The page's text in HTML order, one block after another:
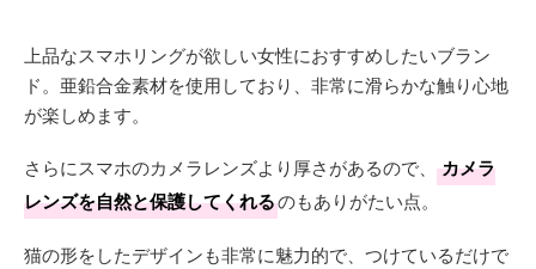
上品なスマホリングが欲しい女性におすすめしたいブラン
ド。亜鉛合金素材を使用しており、非常に滑らかな触り心地
が楽しめます。
さらにスマホのカメラレンズより厚さがあるので、
カメラ
レンズを自然と保護してくれるのもありがたい点。
猫の形をしたデザインも非常に魅力的で、つけているだけで